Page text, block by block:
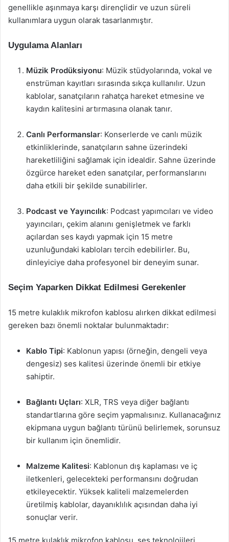
genellikle aşınmaya karşı dirençlidir ve uzun süreli
kullanımlara uygun olarak tasarlanmıştır.
Uygulama Alanları
Müzik Prodüksiyonu: Müzik stüdyolarında, vokal ve
enstrüman kayıtları sırasında sıkça kullanılır. Uzun
kablolar, sanatçıların rahatça hareket etmesine ve
kaydın kalitesini artırmasına olanak tanır.
Canlı Performanslar: Konserlerde ve canlı müzik
etkinliklerinde, sanatçıların sahne üzerindeki
hareketliliğini sağlamak için idealdir. Sahne üzerinde
özgürce hareket eden sanatçılar, performanslarını
daha etkili bir şekilde sunabilirler.
Podcast ve Yayıncılık: Podcast yapımcıları ve video
yayıncıları, çekim alanını genişletmek ve farklı
açılardan ses kaydı yapmak için 15 metre
uzunluğundaki kabloları tercih edebilirler. Bu,
dinleyiciye daha profesyonel bir deneyim sunar.
Seçim Yaparken Dikkat Edilmesi Gerekenler
15 metre kulaklık mikrofon kablosu alırken dikkat edilmesi
gereken bazı önemli noktalar bulunmaktadır:
Kablo Tipi: Kablonun yapısı (örneğin, dengeli veya
dengesiz) ses kalitesi üzerinde önemli bir etkiye
sahiptir.
Bağlantı Uçları: XLR, TRS veya diğer bağlantı
standartlarına göre seçim yapmalısınız. Kullanacağınız
ekipmana uygun bağlantı türünü belirlemek, sorunsuz
bir kullanım için önemlidir.
Malzeme Kalitesi: Kablonun dış kaplaması ve iç
iletkenleri, gelecekteki performansını doğrudan
etkileyecektir. Yüksek kaliteli malzemelerden
üretilmiş kablolar, dayanıklılık açısından daha iyi
sonuçlar verir.